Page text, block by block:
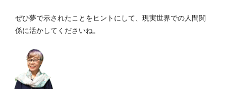
ぜひ夢で示されたことをヒントにして、現実世界での人間関
係に活かしてくださいね。